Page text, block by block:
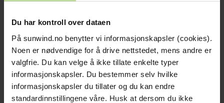
Du har kontroll over dataen
På sunwind.no benytter vi informasjonskapsler (cookies).
Noen er nødvendige for å drive nettstedet, mens andre er
valgfrie. Du kan velge å ikke tillate enkelte typer
informasjonskapsler. Du bestemmer selv hvilke
informasjonskapsler du tillater og du kan endre
standardinnstillingene våre. Husk at dersom du ikke
Click & Collect
Fraktfritt till våra återförsäljare